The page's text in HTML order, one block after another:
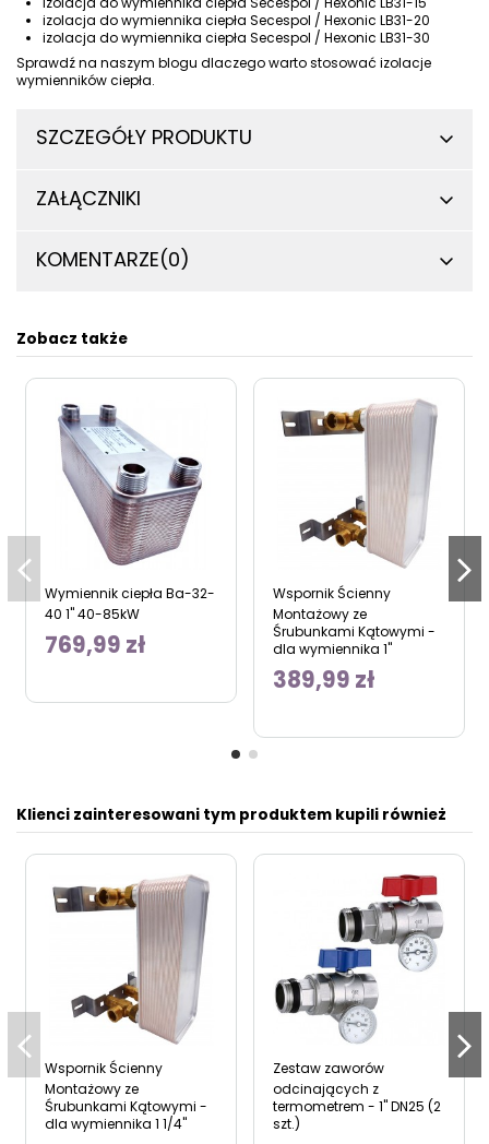
izolacja do wymiennika ciepła Secespol / Hexonic LB31-20
izolacja do wymiennika ciepła Secespol / Hexonic LB31-30
Sprawdź na naszym blogu dlaczego warto stosować izolacje
wymienników ciepła.
SZCZEGÓŁY PRODUKTU
ZAŁĄCZNIKI
KOMENTARZE(0)
Zobacz także
Wymiennik ciepła Ba-32-
40 1" 40-85kW
769,99 zł
Wspornik Ścienny
Montażowy ze
Śrubunkami Kątowymi -
dla wymiennika 1"
389,99 zł
Klienci zainteresowani tym produktem kupili również
Wspornik Ścienny
Montażowy ze
Śrubunkami Kątowymi -
dla wymiennika 1 1/4"
Zestaw zaworów
odcinających z
termometrem - 1" DN25 (2
szt.)